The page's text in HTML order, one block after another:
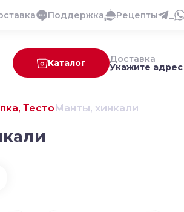
Поддержка Рецепты _
Каталог Доставка
Укажите адрес
ТестоМанты, хинкали